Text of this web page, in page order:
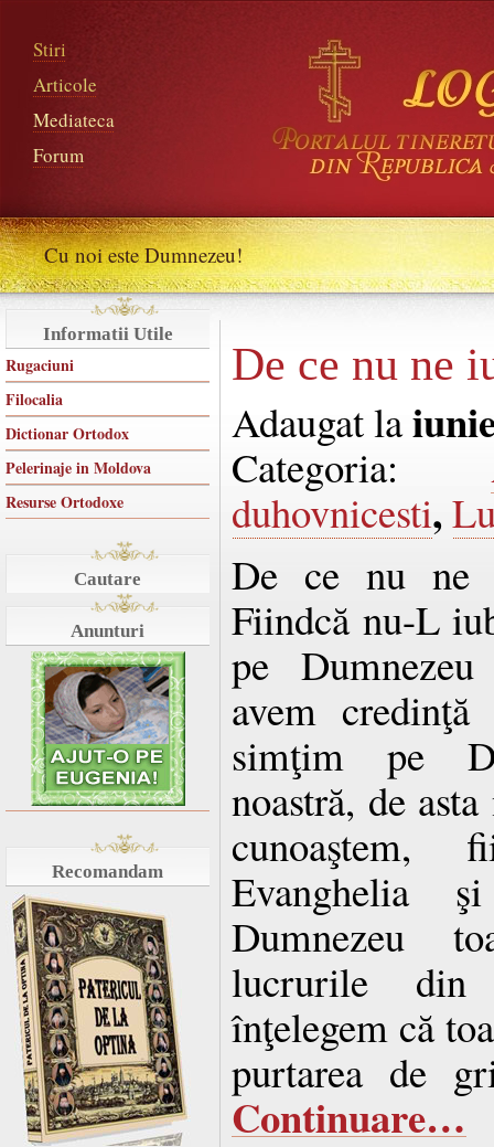
Stiri
Articole
Mediateca
Forum
Cu noi este Dumnezeu!
Informatii Utile
Rugaciuni
Filocalia
Dictionar Ortodox
Pelerinaje in Moldova
Resurse Ortodoxe
Cautare
Anunturi
Recomandam
De ce nu ne
Adaugat la
Categoria:
duhovnicesti,
De ce nu ne
Fiindcă nu-L
pe
avem
simţim pe
noastră, de
cunoaştem,
Evanghelia
Dumnezeu
lucrurile
înţelegem că
purtarea de
Continuare…